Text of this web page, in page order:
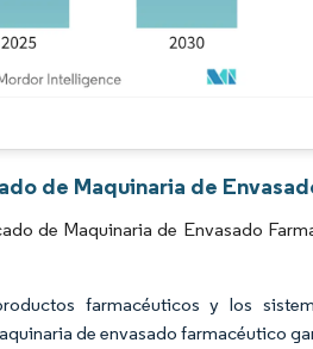
de Maquinaria de
de Maquinaria de Envasado
farmacéuticos y los
de envasado farmacéutico